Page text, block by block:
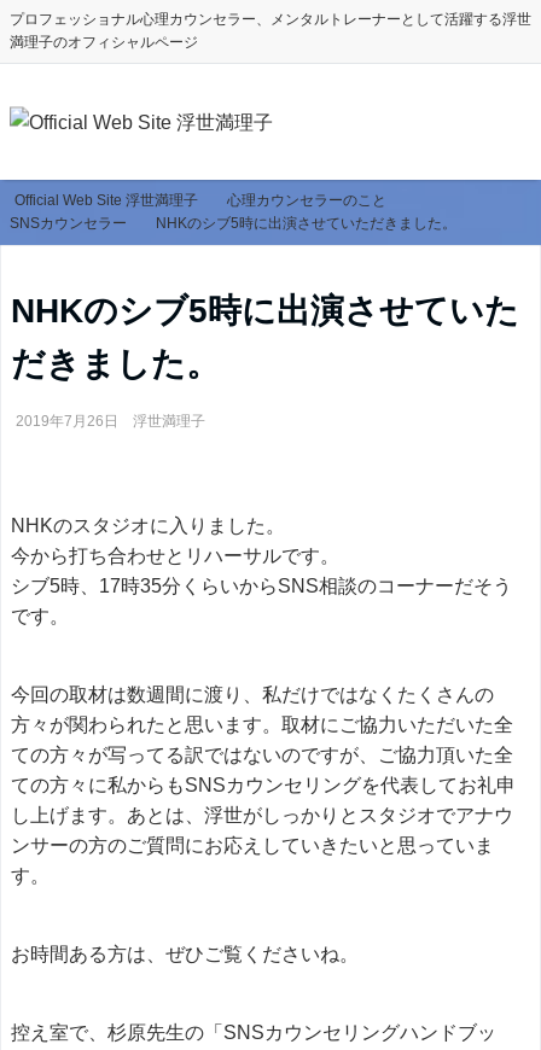
プロフェッショナル心理カウンセラー、メンタルトレーナーとして活躍する浮世
満理子のオフィシャルページ
Official Web Site 浮世満理子
心理カウンセラーのこと
SNSカウンセラー
NHKのシブ5時に出演させていただきました。
NHKのシブ5時に出演させていた
だきました。
2019年7月26日 浮世満理子
NHKのスタジオに入りました。
今から打ち合わせとリハーサルです。
シブ5時、17時35分くらいからSNS相談のコーナーだそう
です。
今回の取材は数週間に渡り、私だけではなくたくさんの
方々が関わられたと思います。取材にご協力いただいた全
ての方々が写ってる訳ではないのですが、ご協力頂いた全
ての方々に私からもSNSカウンセリングを代表してお礼申
し上げます。あとは、浮世がしっかりとスタジオでアナウ
ンサーの方のご質問にお応えしていきたいと思っていま
す。
お時間ある方は、ぜひご覧くださいね。
控え室で、杉原先生の「SNSカウンセリングハンドブッ